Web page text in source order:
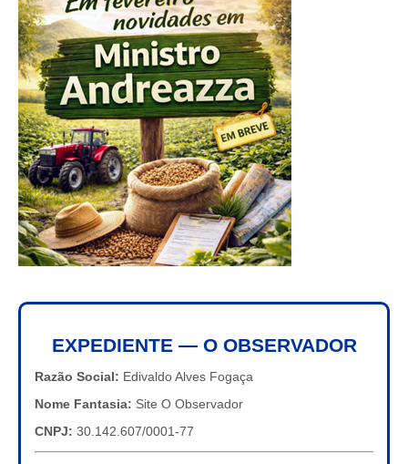
EXPEDIENTE — O OBSERVADOR
Razão Social: Edivaldo Alves Fogaça
Nome Fantasia: Site O Observador
CNPJ: 30.142.607/0001-77